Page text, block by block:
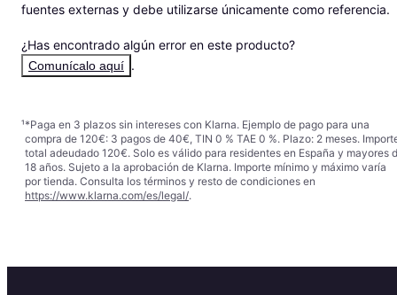
fuentes externas y debe utilizarse únicamente como referencia.
¿Has encontrado algún error en este producto?
Comunícalo aquí .
¹*Paga en 3 plazos sin intereses con Klarna. Ejemplo de pago para una
compra de 120€: 3 pagos de 40€, TIN 0 % TAE 0 %. Plazo: 2 meses.
total adeudado 120€. Solo es válido para residentes en España y mayores
18 años. Sujeto a la aprobación de Klarna. Importe mínimo y máximo varía
por tienda. Consulta los términos y resto de condiciones en
https://www.klarna.com/es/legal/.